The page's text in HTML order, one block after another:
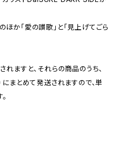
ほか「愛の讃歌」と「見上げてごら
ますと、それらの商品のうち、
まとめて発送されますので、単